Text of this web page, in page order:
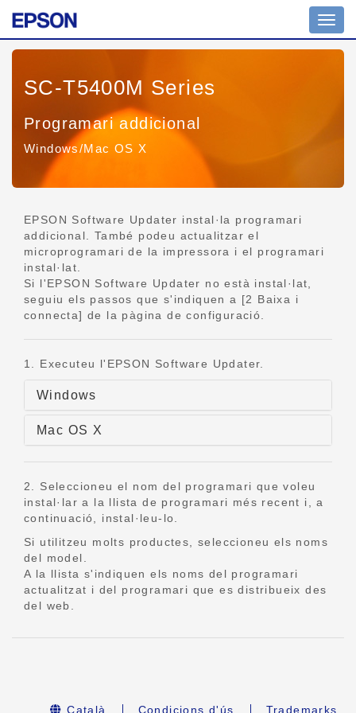
la
SC-T5400M Series
Programari addicional
Windows/Mac OS X
EPSON Software Updater instal·la programari
addicional. També podeu actualitzar el
microprogramari de la impressora i el programari
instal·lat.
Si l'EPSON Software Updater no està instal·lat,
seguiu els passos que s'indiquen a [2 Baixa i
connecta] de la pàgina de configuració.
1. Executeu l'EPSON Software Updater.
Windows
Mac OS X
2. Seleccioneu el nom del programari que voleu
instal·lar a la llista de programari més recent i, a
continuació, instal·leu-lo.
Si utilitzeu molts productes, seleccioneu els noms
del model.
A la llista s'indiquen els noms del programari
actualitzat i del programari que es distribueix des
del web.
Català Condicions d'ús Trademarks